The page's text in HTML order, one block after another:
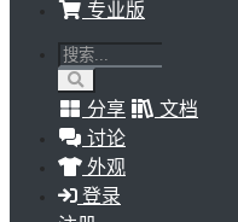
专业版
分享
文档
讨论
外观
登录